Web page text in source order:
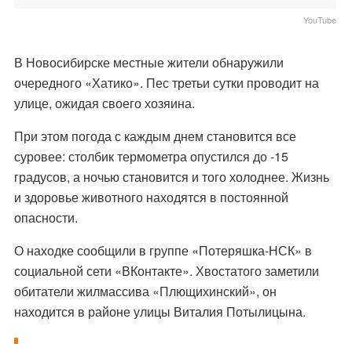
YouTube
В Новосибирске местные жители обнаружили
очередного «Хатико». Пес третьи сутки проводит на
улице, ожидая своего хозяина.
При этом погода с каждым днем становится все
суровее: столбик термометра опустился до -15
градусов, а ночью становится и того холоднее. Жизнь
и здоровье животного находятся в постоянной
опасности.
О находке сообщили в группе «Потеряшка-НСК» в
социальной сети «ВКонтакте». Хвостатого заметили
обитатели жилмассива «Плющихинский», он
находится в районе улицы Виталия Потылицына.